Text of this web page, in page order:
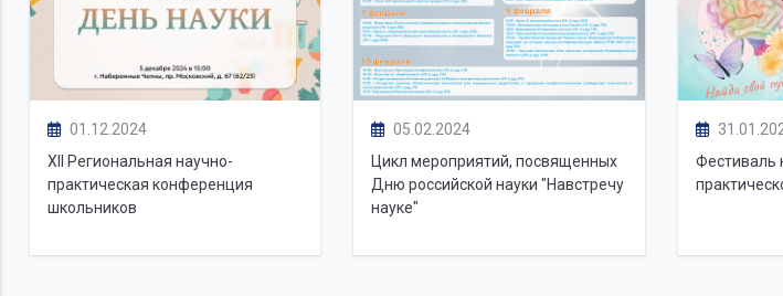
01.12.2024
XII Региональная научно-
практическая конференция
школьников
05.02.2024
Цикл мероприятий, посвященных
Дню российской науки "Навстречу
науке"
Фестиваль